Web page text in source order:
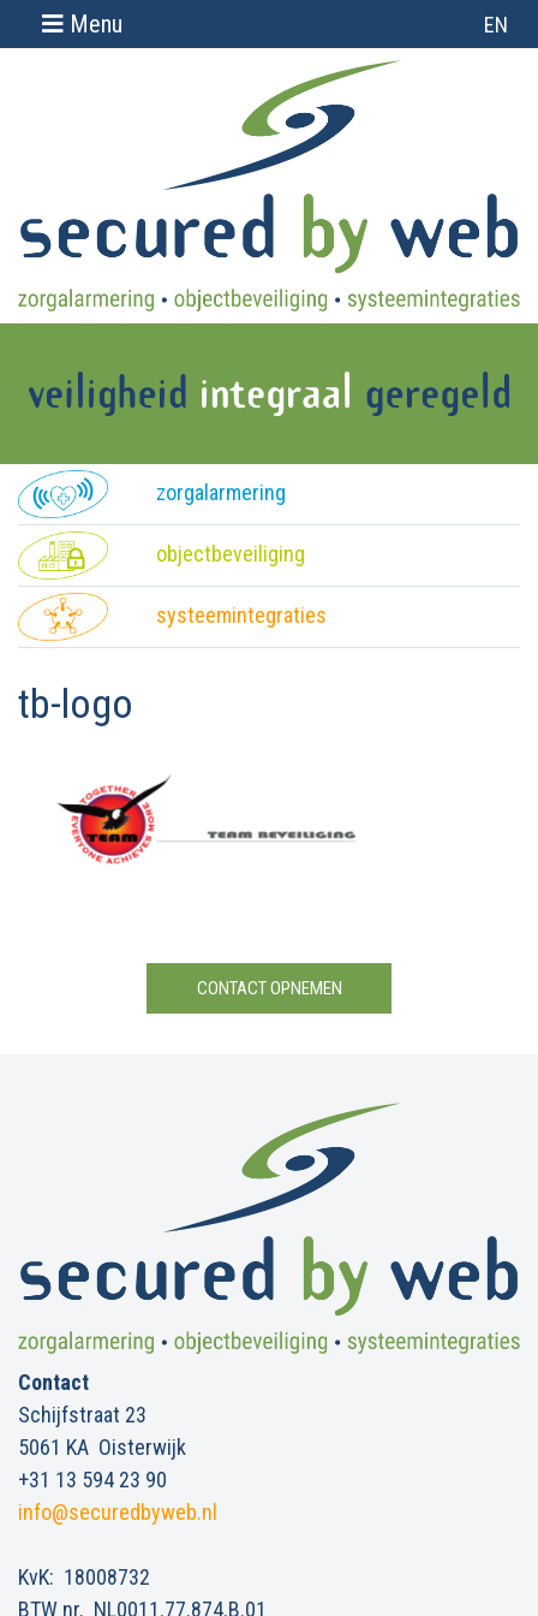
Menu EN
Contact
Zorgalarmering
Systeemintegraties
zorgalarmering
objectbeveiliging
systeemintegraties
tb-logo
CONTACT OPNEMEN
Contact
Schijfstraat 23
5061 KA Oisterwijk
+31 13 594 23 90
info@securedbyweb.nl
KvK: 18008732
BTW nr. NL0011.77.874.B.01